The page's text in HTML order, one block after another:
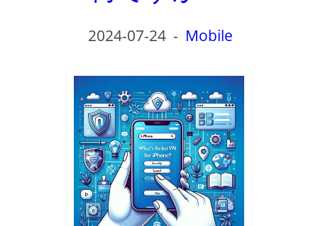
2024-07-24 - Mobile